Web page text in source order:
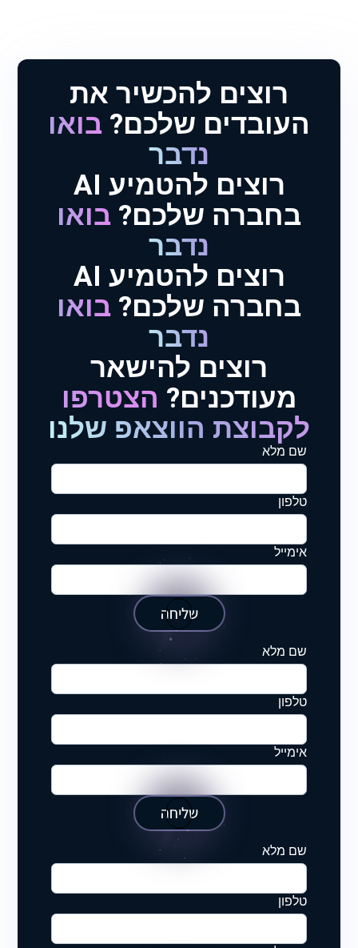
רוצים להכשיר את
העובדים שלכם? בואו
נדבר
רוצים להטמיע AI
בחברה שלכם? בואו
נדבר
רוצים להטמיע AI
בחברה שלכם? בואו
נדבר
רוצים להישאר
מעודכנים? הצטרפו
לקבוצת הווצאפ שלנו
שם מלא
טלפון
אימייל
שליחה
שם מלא
טלפון
אימייל
שליחה
שם מלא
טלפון